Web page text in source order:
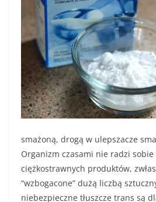
smażoną, drogą w ulepszacze
Organizm czasami nie radzi
ciężkostrawnych produktów,
“wzbogacone” dużą liczbą
niebezpieczne tłuszcze trans są